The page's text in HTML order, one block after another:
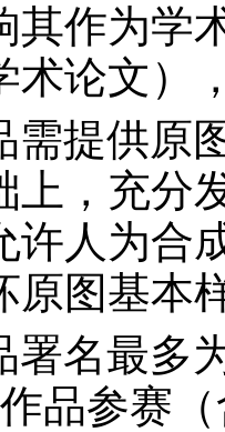
其作为学
术论文）
需提供原
上，充分
许人为合
原图基本
署名最多
品参赛